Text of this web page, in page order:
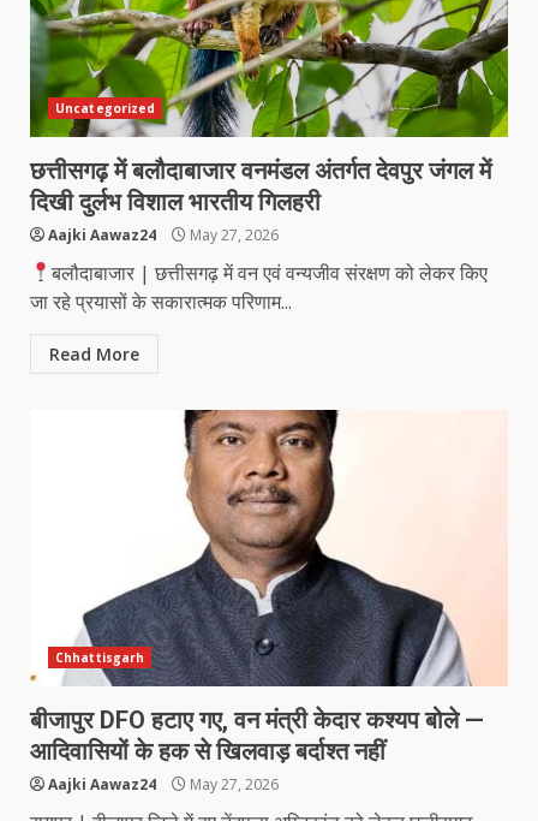
Uncategorized
छत्तीसगढ़ में बलौदाबाजार वनमंडल अंतर्गत देवपुर जंगल में
दिखी दुर्लभ विशाल भारतीय गिलहरी
Aajki Aawaz24 May 27, 2026
बलौदाबाजार | छत्तीसगढ़ में वन एवं वन्यजीव संरक्षण को लेकर किए
जा रहे प्रयासों के सकारात्मक परिणाम...
Read More
Chhattisgarh
बीजापुर DFO हटाए गए, वन मंत्री केदार कश्यप बोले —
आदिवासियों के हक से खिलवाड़ बर्दाश्त नहीं
Aajki Aawaz24 May 27, 2026